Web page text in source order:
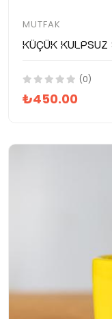
MUTFAK
Küçük Kulpsuz
(0)
₺450.00